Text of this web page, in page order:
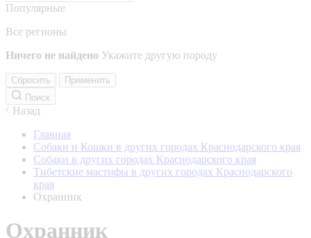
Популярные
Все регионы
Ничего не найдено Укажите другую породу
Сбросить
Применить
Поиск
Назад
Главная
Собаки и Кошки в других городах Краснодарского края
Собаки в других городах Краснодарского края
Тибетские мастифы в других городах Краснодарского
края
Охранник
Охранник